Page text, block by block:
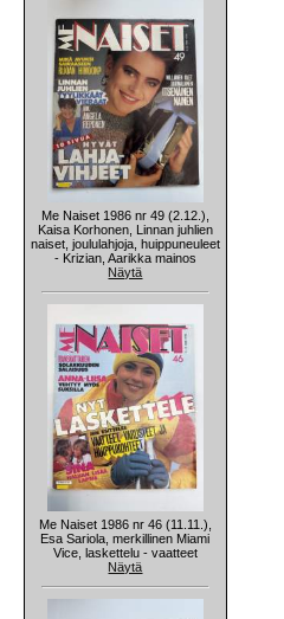
Me Naiset 1986 nr 49 (2.12.),
Kaisa Korhonen, Linnan juhlien
naiset, joululahjoja, huippuneuleet
- Krizian, Aarikka mainos
Näytä
Me Naiset 1986 nr 46 (11.11.),
Esa Sariola, merkillinen Miami
Vice, laskettelu - vaatteet
Näytä